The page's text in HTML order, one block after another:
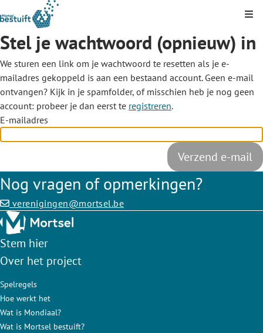
Stel je wachtwoord (opnieuw) in
We sturen een link om je wachtwoord te resetten als je e-
mailadres gekoppeld is aan een bestaand account. Geen e-mail
ontvangen? Kijk in je spamfolder, of misschien heb je nog geen
account: probeer je dan eerst te registreren.
E-mailadres
Nog vragen of opmerkingen?
verenigingen@mortsel.be
Stem hier
Over het project
Spelregels
Hoe werkt het
Wat is Mondiaal?
Wat is Mortsel bestuift?